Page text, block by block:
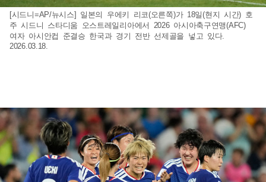
[시드니=AP/뉴시스] 일본의 우에키 리코(오른쪽)가 18일(현지 시간) 호
주 시드니 스타디움 오스트레일리아에서 2026 아시아축구연맹(AFC)
여자 아시안컵 준결승 한국과 경기 전반 선제골을 넣고 있다.
2026.03.18.